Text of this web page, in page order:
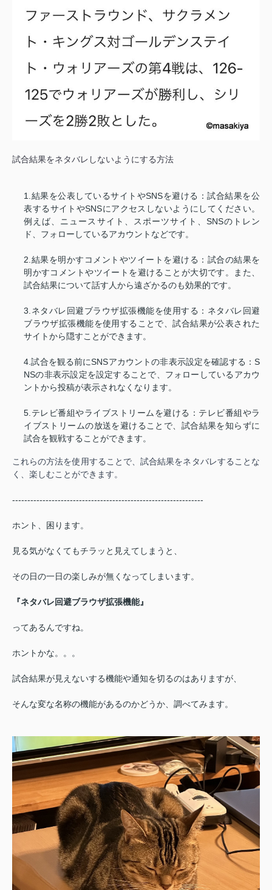
試合結果をネタバレしないようにする方法
1.結果を公表しているサイトやSNSを避ける：試合結果を公
表するサイトやSNSにアクセスしないようにしてください。
例えば、ニュースサイト、スポーツサイト、SNSのトレン
ド、フォローしているアカウントなどです。
2.結果を明かすコメントやツイートを避ける：試合の結果を
明かすコメントやツイートを避けることが大切です。また、
試合結果について話す人から遠ざかるのも効果的です。
3.ネタバレ回避ブラウザ拡張機能を使用する：ネタバレ回避
ブラウザ拡張機能を使用することで、試合結果が公表された
サイトから隠すことができます。
4.試合を観る前にSNSアカウントの非表示設定を確認する：S
NSの非表示設定を設定することで、フォローしているアカウ
ントから投稿が表示されなくなります。
5.テレビ番組やライブストリームを避ける：テレビ番組やラ
イブストリームの放送を避けることで、試合結果を知らずに
試合を観戦することができます。
これらの方法を使用することで、試合結果をネタバレすることな
く、楽しむことができます。
---------------------------------------------------------------
ホント、困ります。
見る気がなくてもチラッと見えてしまうと、
その日の一日の楽しみが無くなってしまいます。
『ネタバレ回避ブラウザ拡張機能』
ってあるんですね。
ホントかな。。。
試合結果が見えないする機能や通知を切るのはありますが、
そんな変な名称の機能があるのかどうか、調べてみます。